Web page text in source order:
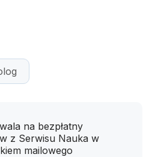
na bezpłatny
z Serwisu Nauka w
mailowego